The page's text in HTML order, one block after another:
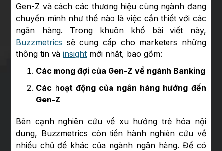
Gen-Z và cách các thương hiệu cùng ngành đang
chuyển mình như thế nào là việc cần thiết với các
ngân hàng. Trong khuôn khổ bài viết này,
Buzzmetrics sẽ cung cấp cho marketers những
thông tin vàinsight mới nhất, bao gồm:
Các mong đợi của Gen-Z về ngành Banking
Các hoạt động của ngân hàng hướng đến
Gen-Z
Bên cạnh nghiên cứu về xu hướng trẻ hóa nội
dung, Buzzmetrics còn tiến hành nghiên cứu về
nhiều chủ đề khác của ngành ngân hàng. Để có